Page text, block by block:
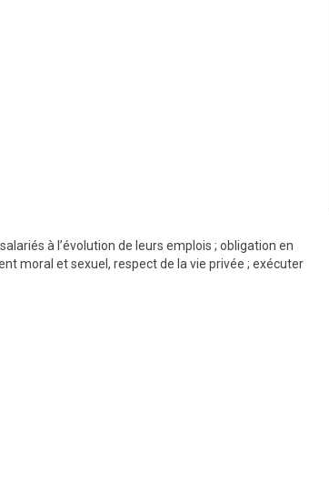
à l’évolution de leurs emplois ; obligation en
moral et sexuel, respect de la vie privée ; exécuter